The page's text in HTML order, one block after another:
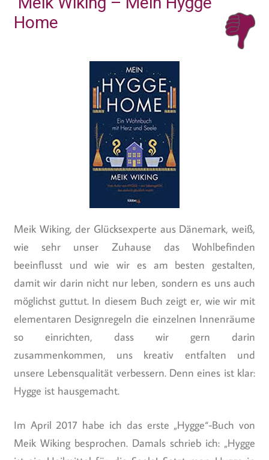
Home
Meik Wiking, der Glücksexperte aus Dänemark, weiß,
wie sehr unser Zuhause das Wohlbefinden
beeinflusst und wie wir es am besten gestalten,
damit wir darin nicht nur leben, sondern es uns auch
möglichst guttut. In diesem Buch zeigt er, wie wir mit
elementaren Designregeln die einzelnen Innenräume
so einrichten, dass wir gern darin
zusammenkommen, uns kreativ entfalten und
unsere Lebensqualität verbessern. Denn eines ist klar:
Hygge ist hausgemacht.
Im April 2017 habe ich das erste „Hygge“-Buch von
Meik Wiking besprochen. Damals schrieb ich: „Hygge